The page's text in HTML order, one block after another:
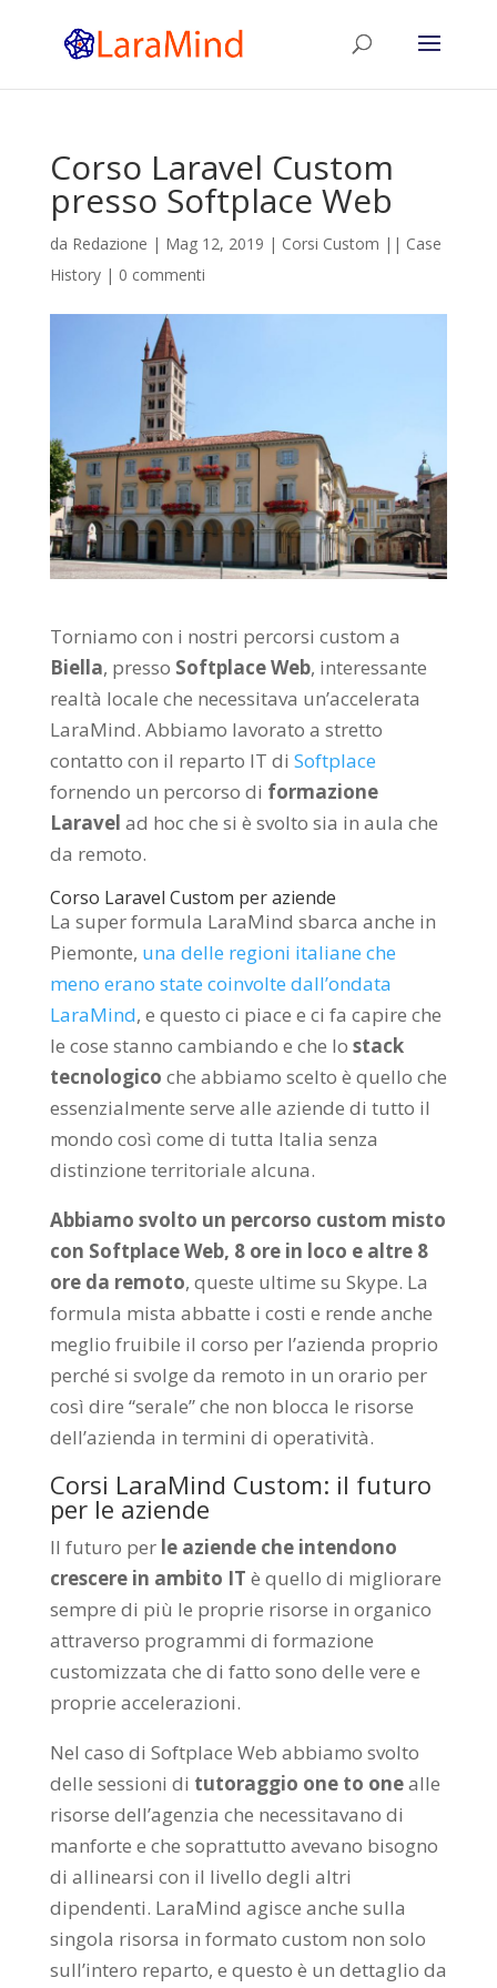
Corso Laravel Custom
presso Softplace Web
da Redazione | Mag 12, 2019 | Corsi Custom || Case
History| 0 commenti
Torniamo con i nostri percorsi custom a
Biella, presso Softplace Web, interessante
realtà locale che necessitava un’accelerata
LaraMind. Abbiamo lavorato a stretto
contatto con il reparto IT di Softplace
fornendo un percorso di formazione
Laravel ad hoc che si è svolto sia in aula che
da remoto.
Corso Laravel Custom per aziende
La super formula LaraMind sbarca anche in
Piemonte, una delle regioni italiane che
meno erano state coinvolte dall’ondata
LaraMind, e questo ci piace e ci fa capire che
le cose stanno cambiando e che lo stack
tecnologico che abbiamo scelto è quello che
essenzialmente serve alle aziende di tutto il
mondo così come di tutta Italia senza
distinzione territoriale alcuna.
Abbiamo svolto un percorso custom misto
con Softplace Web, 8 ore in loco e altre 8
ore da remoto, queste ultime su Skype. La
formula mista abbatte i costi e rende anche
meglio fruibile il corso per l’azienda proprio
perché si svolge da remoto in un orario per
così dire “serale” che non blocca le risorse
dell’azienda in termini di operatività.
Corsi LaraMind Custom: il futuro
per le aziende
Il futuro per le aziende che intendono
crescere in ambito IT è quello di migliorare
sempre di più le proprie risorse in organico
attraverso programmi di formazione
customizzata che di fatto sono delle vere e
proprie accelerazioni.
Nel caso di Softplace Web abbiamo svolto
delle sessioni di tutoraggio one to onealle
risorse dell’agenzia che necessitavano di
manforte e che soprattutto avevano bisogno
di allinearsi con il livello degli altri
dipendenti. LaraMind agisce anche sulla
singola risorsa in formato custom non solo
sull’intero reparto, e questo è un dettaglio da